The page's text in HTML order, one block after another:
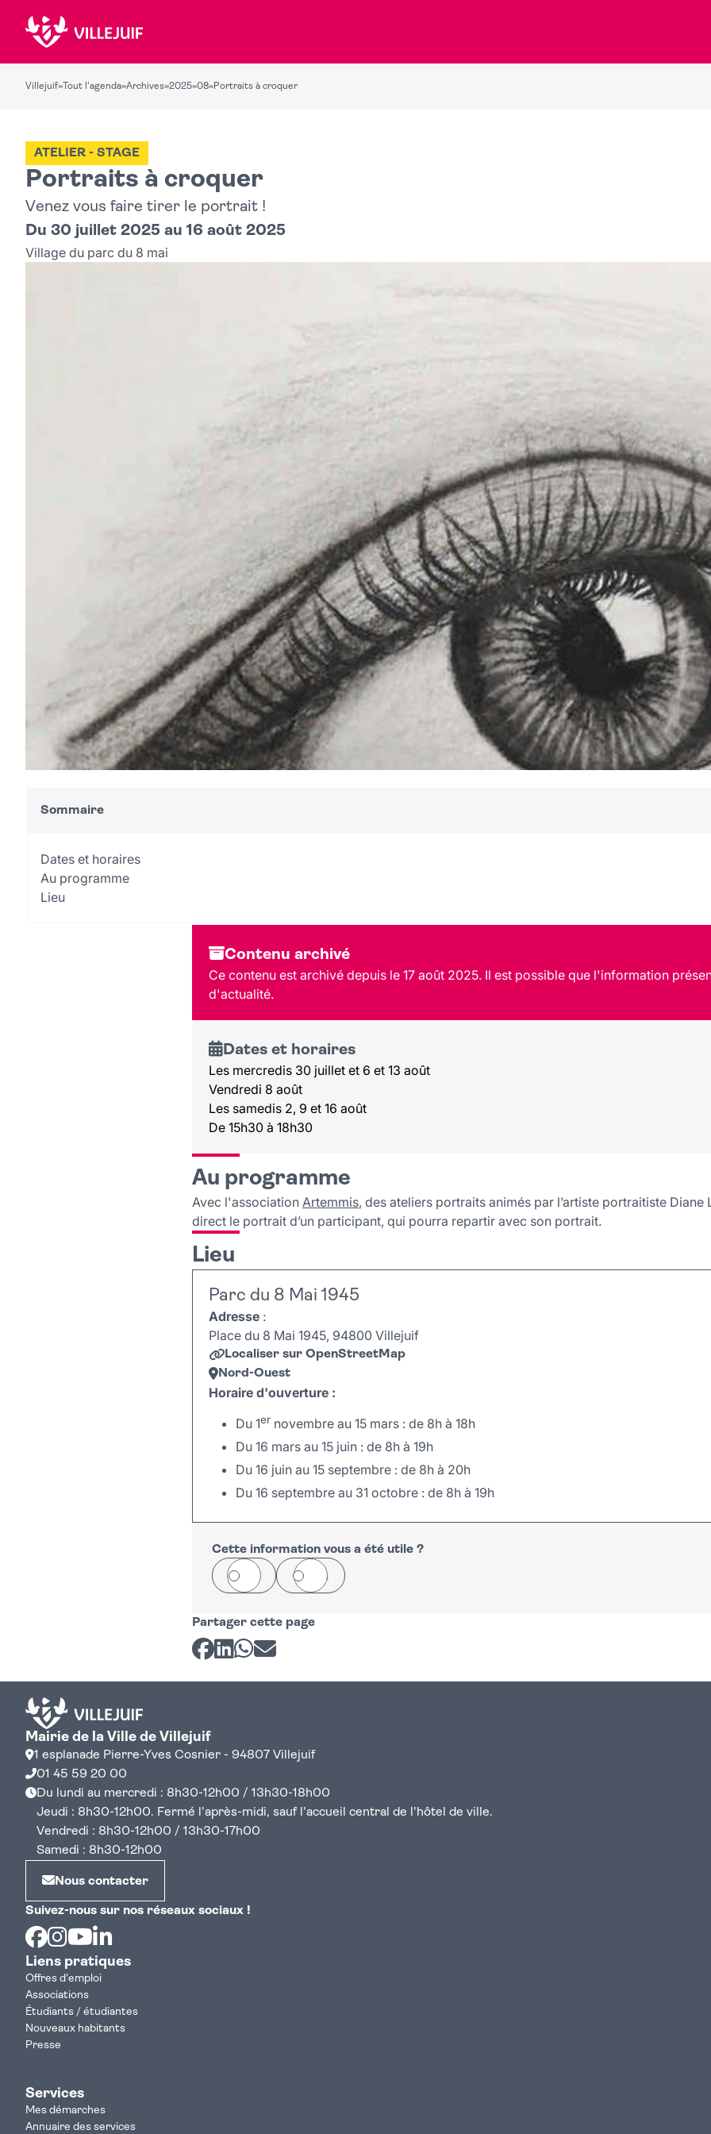
Villejuif» Tout l'agenda»Archives»2025»08»Portraits à croquer
Portraits à croquer
ATELIER - STAGE
Venez vous faire tirer le portrait !
Du 30 juillet 2025 au 16 août 2025
Village du parc du 8 mai
Sommaire
Dates et horaires
Au programme
Lieu
Contenu archivé
Ce contenu est archivé depuis le 17 août 2025. Il est possible que l'information
d'actualité.
Dates et horaires
Les mercredis 30 juillet et 6 et 13 août
Vendredi 8 août
Les samedis 2, 9 et 16 août
De 15h30 à 18h30
Au programme
Avec l'association Artemmis, des ateliers portraits animés par l’artiste portraitiste
direct le portrait d’un participant, qui pourra repartir avec son portrait.
Lieu
Parc du 8 Mai 1945
Adresse :
Place du 8 Mai 1945, 94800 Villejuif
Localiser sur OpenStreetMap
Nord-Ouest
Horaire d'ouverture :
Du 1er novembre au 15 mars : de 8h à 18h
Du 16 mars au 15 juin : de 8h à 19h
Du 16 juin au 15 septembre : de 8h à 20h
Du 16 septembre au 31 octobre : de 8h à 19h
+
−
Cette information vous a été utile ?
Oui Non
Partager cette page
Partager sur Facebook
Partager sur LinkedIn
Partager sur Whatsapp
Partager par courriel
Mairie de la Ville de Villejuif
1 esplanade Pierre-Yves Cosnier - 94807 Villejuif
01 45 59 20 00
Du lundi au mercredi : 8h30-12h00 / 13h30-18h00
Jeudi : 8h30-12h00. Fermé l'après-midi, sauf l'accueil central de l'hôtel de ville.
Vendredi : 8h30-12h00 / 13h30-17h00
Samedi : 8h30-12h00
Nous contacter
Suivez-nous sur nos réseaux sociaux !
Facebook
Instagram
Youtube
Liens pratiques
Offres d'emploi
Associations
Étudiants / étudiantes
Nouveaux habitants
Presse
Services
Mes démarches
Annuaire des services